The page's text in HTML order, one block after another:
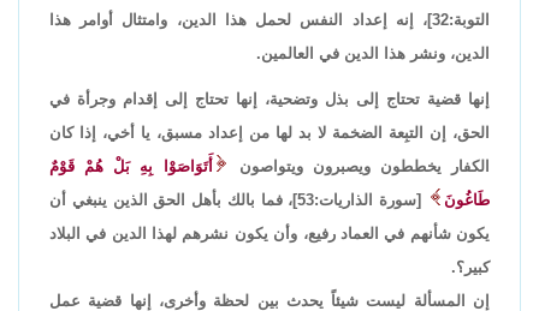
التوبة:32]، إنه إعداد النفس لحمل هذا الدين، وامتثال أوامر هذا
الدين، ونشر هذا الدين في العالمين.
إنها قضية تحتاج إلى بذل وتضحية، إنها تحتاج إلى إقدام وجرأة في
الحق، إن التبِعة الضخمة لا بد لها من إعداد مسبق، يا أخي، إذا كان
الكفار يخططون ويصبرون ويتواصون
أَتَوَاصَوْا بِهِ بَلْ هُمْ قَوْمٌ
طَاغُونَ
[سورة الذاريات:53]، فما بالك بأهل الحق الذين ينبغي أن
يكون شأنهم في العماد رفيع، وأن يكون نشرهم لهذا الدين في البلاد
كبير؟.
إن المسألة ليست شيئاً يحدث بين لحظة وأخرى، إنها قضية عمل